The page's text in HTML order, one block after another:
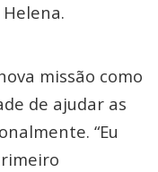
missão como
de ajudar as
“Eu